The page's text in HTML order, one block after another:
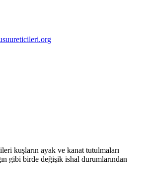
kuşların ayak ve kanat tutulmaları
gibi birde değişik ishal durumlarından